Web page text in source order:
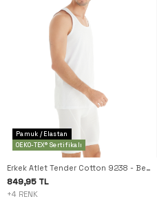
Pamuk / Elastan
OEKO-TEX® Sertifikalı
Erkek Atlet Tender Cotton 9238 - Beyaz
849,95 TL
+4 RENK